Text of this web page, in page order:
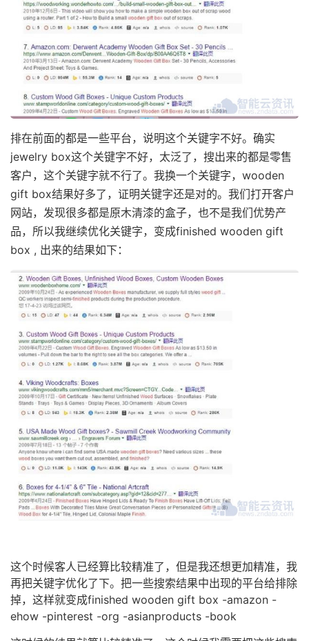
排在前面的都是一些平台，说明这个关键字不好。确实
jewelry box这个关键字不好，太泛了，搜出来的都是零售
客户，这个关键字就不行了。我换一个关键字，wooden
gift box结果好多了，证明关键字还是对的。我们打开客户
网站，发现很多都是原木清漆的盒子，也不是我们优势产
品，所以我继续优化关键字，变成finished wooden gift
box , 出来的结果如下：
这个时候客人已经算比较精准了，但是我还想更加精准，我
再把关键字优化了下。把一些搜索结果中出现的平台给排除
掉，这样就变成finished wooden gift box -amazon -
ehow -pinterest -org -asianproducts -book